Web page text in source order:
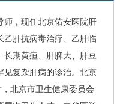
师，现任北京佑安医院肝
乙肝抗病毒治疗、乙肝临
长期黄疸、肝脾大、肝豆
见复杂肝病的诊治。北京
北京市卫生健康委员会